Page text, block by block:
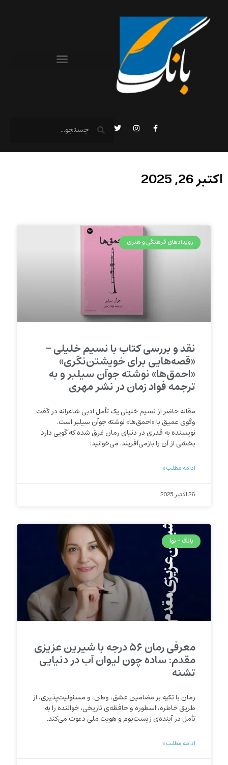
اکتبر 26, 2025
رویدادهای فرهنگی و هنری
نقد و بررسی کتاب با نسیم خلیلی –
«قصه‌هایی برای خویشتن‌نگری»
«احمق‌ها» نوشته جوآن سیلبر و به
ترجمه فواد زمان در نشر مهری
مقاله حاضر از نسیم خلیلی یک تأمل ادبی شاعرانه در گفت
وگوی عمیق با «احمق‌ها» نوشته جوآن سیلبر است.
نویسنده به قدری در دنیای رمان غرق شده که گویی دارد
بخشی از آن را بازمی‌آفریند. می‌خوانید:
ادامه مطلب »
26 اکتبر 2025
بانگ - نوا
معرفی رمان ۵۶ درجه با شیرین عزیزی
مقدم: ساده چون لیوان آب در دنیایی
تشنه
رمان با تکیه بر مضامین عشق، وطن، و مسئولیت‌پذیری، از
طریق خاطره، اسطوره و حافظه‌ی تاریخی، خواننده را به
تأمل در آینده‌ی زیست‌بوم و هویت ملی دعوت می‌کند.
ادامه مطلب »